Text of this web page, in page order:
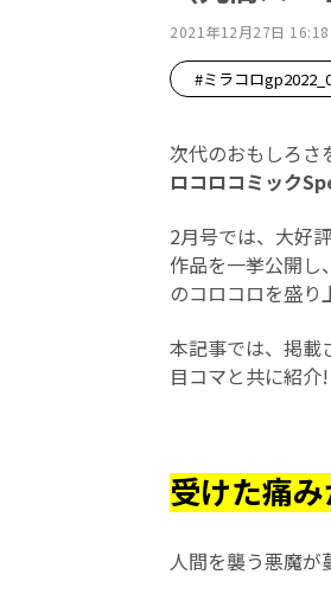
2021年12月27日 16:18
#ミラコロ
次代のおもしろさ
ロコロコミック
2月号では、大好
作品を一挙公開し
のコロコロを盛
本記事では、掲載
目コマと共に紹介
受けた痛
人間を襲う悪魔が